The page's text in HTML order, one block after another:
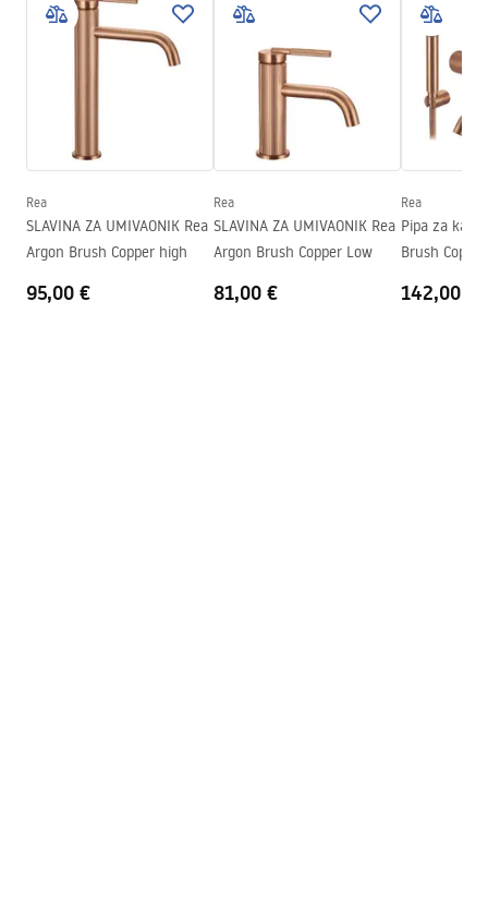
Vrsta izljevne cijevi
Pomična
Mjed, ABS
180mm
120
Tehnologija premazivanja
PVD
Promjer priključka
Razmak priključaka
150mm
Montažne upute
Faucet.pdf
Rea
SLAVINA ZA UMIVAONIK Rea
Argon Brush Copper high
95,00 €
Rea
SLAVINA ZA UMIVAONIK Rea
Argon Brush Copper Low
81,00 €
Rea
Pipa za kadu
Brush Copper
142,00 €